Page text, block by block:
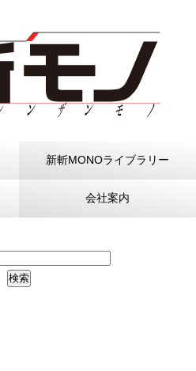
新斬MONOライブラリー
会社案内